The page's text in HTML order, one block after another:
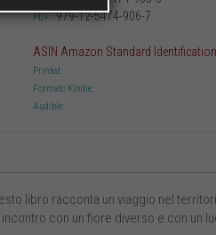
PDF:979-12-5474-906-7
ASIN Amazon Standard
Printed:
Formato Kindle:
Audible:
libro racconta un viaggio nel
con un fiore diverso e con un